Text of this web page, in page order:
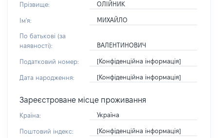
Прізвище: ОЛІЙНИК
Ім'я: МИХАЙЛО
По батькові (за
наявності):
ВАЛЕНТИНОВИЧ
Податковий номер: [Конфіденційна інформація]
Дата народження: [Конфіденційна інформація]
Зареєстроване місце проживання
Країна: Україна
Поштовий індекс: [Конфіденційна інформація]